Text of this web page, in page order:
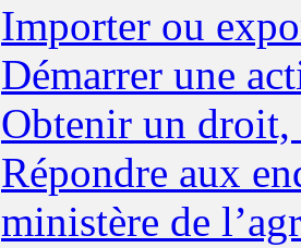
Importer ou
Démarrer une
Obtenir un droit,
Répondre aux
ministère de